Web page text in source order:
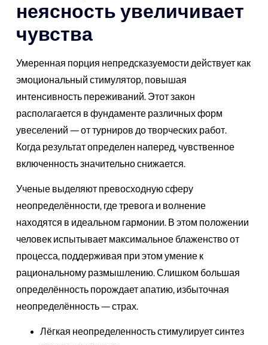
неясность увеличивает
чувства
Умеренная порция непредсказуемости действует как
эмоциональный стимулятор, повышая
интенсивность переживаний. Этот закон
располагается в фундаменте различных форм
увеселений — от турниров до творческих работ.
Когда результат определен наперед, чувственное
включенность значительно снижается.
Ученые выделяют превосходную сферу
неопределённости, где тревога и волнение
находятся в идеальном гармонии. В этом положении
человек испытывает максимальное блаженство от
процесса, поддерживая при этом умение к
рациональному размышлению. Слишком большая
определённость порождает апатию, избыточная
неопределённость — страх.
Лёгкая неопределенность стимулирует синтез